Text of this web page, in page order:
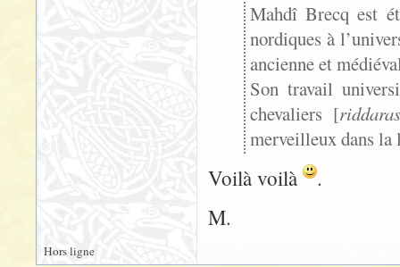
Mahdî Brecq est
nordiques à
ancienne et
Son travail
chevaliers [
merveilleux dans la
Voilà voilà
.
M.
Hors ligne